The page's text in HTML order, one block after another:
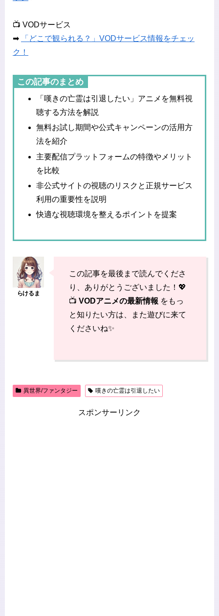
📺 VODサービス
➡
「どこで観られる？」VODサービス情報をチェッ
ク！
この記事のまとめ
「嘆きの亡霊は引退したい」アニメを無料視
聴する方法を解説
無料お試し期間や公式キャンペーンの活用方
法を紹介
主要配信プラットフォームの特徴やメリット
を比較
非公式サイトの視聴のリスクと正規サービス
利用の重要性を説明
快適な視聴環境を整えるポイントを提案
この記事を最後まで読んでくださ
り、ありがとうございました！💖
📺 VODアニメの最新情報 をもっ
と知りたい方は、また遊びに来て
くださいね✨
異世界/ファンタジー 嘆きの亡霊は引退したい
スポンサーリンク